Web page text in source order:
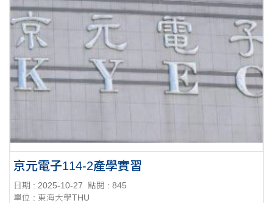
京元電子114-2產學實習
日期 : 2025-10-27
點閱 : 845
單位 : 東海大學THU